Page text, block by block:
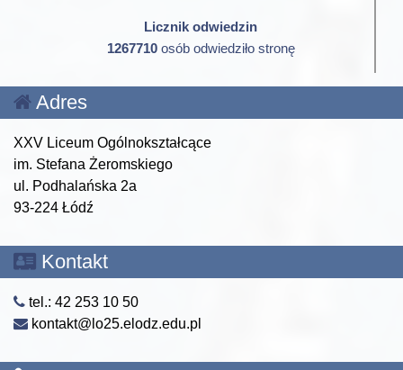
Licznik odwiedzin
1267710osób odwiedziło stronę
Adres
XXV Liceum Ogólnokształcące
im. Stefana Żeromskiego
ul. Podhalańska 2a
93-224 Łódź
Kontakt
tel.: 42 253 10 50
kontakt@lo25.elodz.edu.pl